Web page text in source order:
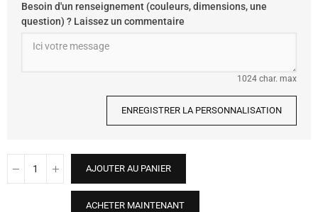
Besoin d'un renseignement (couleurs, dimensions, une
question) ? Laissez un commentaire
1024 char. max
ENREGISTRER LA PERSONNALISATION
AJOUTER AU PANIER
ACHETER MAINTENANT